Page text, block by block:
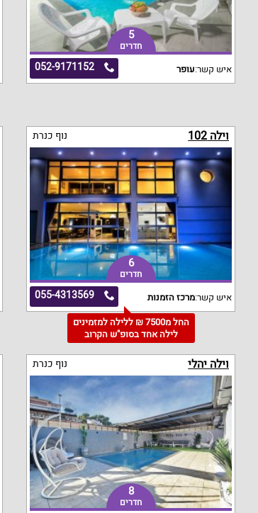
5
חדרים
052-9171152 איש קשר:עופר
וילה 102 נוף כנרת
6
חדרים
055-4313569 איש קשר:מרכז הזמנות
החל מ7500 ₪ ללילה למזמינים
לילה אחד בסופ"ש הקרוב
וילה יהלי נוף כנרת
8
חדרים